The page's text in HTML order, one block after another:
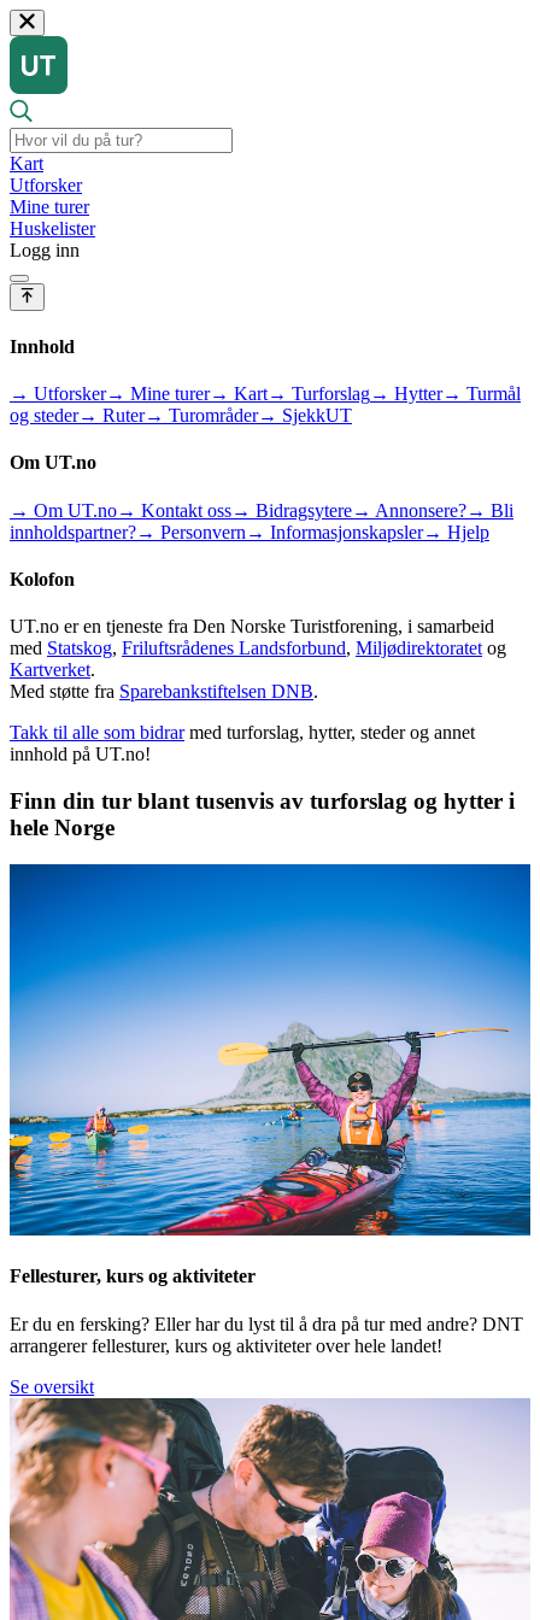
Kart
Utforsker
Mine turer
Huskelister
Logg inn
Innhold
→ Utforsker→ Mine turer→ Kart→ Turforslag→ Hytter→ Turmål
og steder→ Ruter→ Turområder→ SjekkUT
Om UT.no
→ Om UT.no→ Kontakt oss→ Bidragsytere→ Annonsere?→ Bli
innholdspartner?→ Personvern → Informasjonskapsler→ Hjelp
Kolofon
UT.no er en tjeneste fra Den Norske Turistforening, i samarbeid
med Statskog, Friluftsrådenes Landsforbund, Miljødirektoratet og
Kartverket.
Med støtte fra Sparebankstiftelsen DNB.
Takk til alle som bidrar med turforslag, hytter, steder og annet
innhold på UT.no!
Finn din tur blant tusenvis av turforslag og hytter i
hele Norge
Fellesturer, kurs og aktiviteter
Er du en fersking? Eller har du lyst til å dra på tur med andre? DNT
arrangerer fellesturer, kurs og aktiviteter over hele landet!
Se oversikt